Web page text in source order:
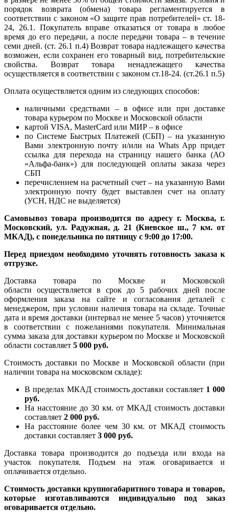
порядок возврата (обмена) товара регламентируется в
соответствии с законом «О защите прав потребителей» ст. 18-
24, 26.1. Покупатель вправе отказаться от товара в любое
время до его передачи, а после передачи товара – в течение
семи дней. (ст. 26.1 п.4) Возврат товара надлежащего качества
возможен, если сохранен его товарный вид, потребительские
свойства. Возврат товара ненадлежащего качества
осуществляется в соответствии с законом ст.18-24. (ст.26.1 п.5)
Оплата осуществляется одним из следующих способов:
наличными средствами – в офисе или при доставке
товара курьером по Москве и Московской области
картой VISA, MasterCard или МИР – в офисе
по Системе Быстрых Платежей (СБП) – на указанную
Вами электронную почту и/или на Whats App придет
ссылка для перехода на страницу нашего банка (АО
«Альфа-банк») для последующей оплаты заказа через
СБП
перечислением на расчетный счет – на указанную Вами
электронную почту будет выставлен счет на оплату
(УСН, НДС не выделяется)
Самовывоз товара производится по адресу г. Москва, г.
Московский, ул. Радужная, д. 21 (Киевское ш., 7 км. от
МКАД), с понедельника по пятницу с 9:00 до 17:00.
Перед приездом необходимо уточнять готовность заказа к
отгрузке.
Доставка товара по Москве и Московской
области осуществляется в срок до 5 рабочих дней после
оформления заказа на сайте и согласования деталей с
менеджером, при условии наличия товара на складе. Точные
дата и время доставки (интервал не менее 5 часов) уточняется
в соответствии с пожеланиями покупателя. Минимальная
сумма заказа для доставки курьером по Москве и Московской
области составляет 5 000 руб.
Стоимость доставки по Москве и Московской области (при
наличии товара на московском складе):
В пределах МКАД стоимость доставки составляет 1 000
руб.
На насcтояние до 30 км. от МКАД стоимость доставки
составляет 2 000 руб.
На расстояние более чем 30 км. от МКАД стоимость
доставки составляет 3 000 руб.
Доставка товара производится до подъезда или входа на
участок покупателя. Подъем на этаж оговаривается и
оплачивается отдельно.
Стоимость доставки крупногабаритного товара и товаров,
которые изготавливаются индивидуально под заказ
оговаривается отдельно.